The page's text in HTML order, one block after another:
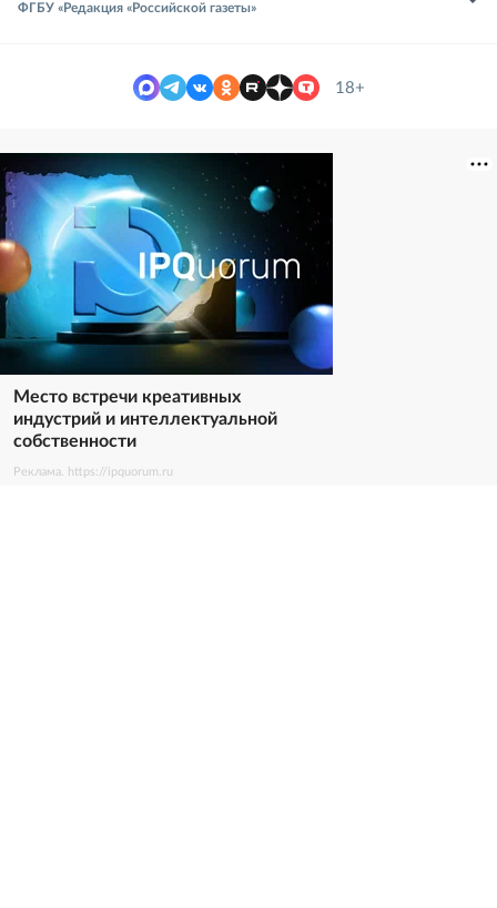
ФГБУ «Редакция «Российской газеты»
18+
Место встречи креативных
индустрий и интеллектуальной
собственности
Реклама. https://ipquorum.ru